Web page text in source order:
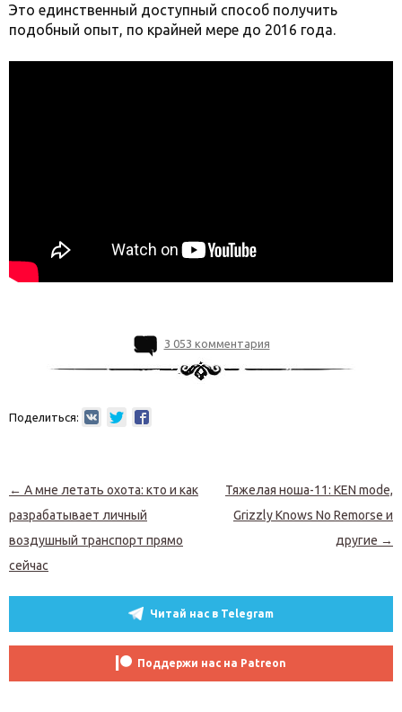
Это единственный доступный способ получить
подобный опыт, по крайней мере до 2016 года.
3 053 комментария
Поделиться:
Навигация по записям
← А мне летать охота: кто и как
разрабатывает личный
воздушный транспорт прямо
сейчас
Тяжелая ноша-11: KEN mode,
Grizzly Knows No Remorse и
другие →
Читай нас в Telegram
Поддержи нас на Patreon